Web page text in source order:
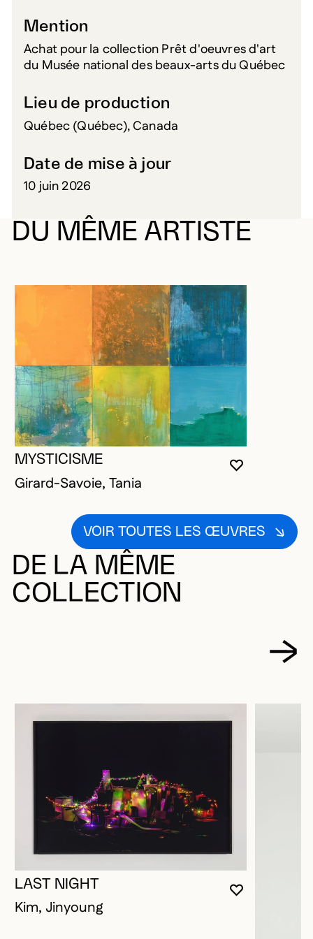
Mention
Achat pour la collection Prêt d'oeuvres d'art
du Musée national des beaux-arts du Québec
Lieu de production
Québec (Québec), Canada
Date de mise à jour
10 juin 2026
DU MÊME ARTISTE
VOUS
FERMER
OUVRIR LA
MYSTICISME
Girard-Savoie, Tania
VOIR TOUTES LES ŒUVRES
DE LA MÊME
COLLECTION
VOUS
FERMER
OUVRIR LA
LAST NIGHT
Kim, Jinyoung